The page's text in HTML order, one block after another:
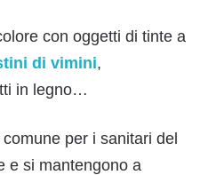
con oggetti di tinte a
di vimini,
in legno…
per i sanitari del
e si mantengono a